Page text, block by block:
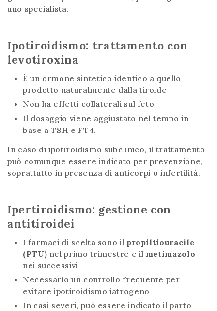
uno specialista.
Ipotiroidismo: trattamento con
levotiroxina
È un ormone sintetico identico a quello
prodotto naturalmente dalla tiroide
Non ha effetti collaterali sul feto
Il dosaggio viene aggiustato nel tempo in
base a TSH e FT4.
In caso di ipotiroidismo subclinico, il trattamento
può comunque essere indicato per prevenzione,
soprattutto in presenza di anticorpi o infertilità.
Ipertiroidismo: gestione con
antitiroidei
I farmaci di scelta sono il propiltiouracile
(PTU) nel primo trimestre e il metimazolo
nei successivi
Necessario un controllo frequente per
evitare ipotiroidismo iatrogeno
In casi severi, può essere indicato il parto